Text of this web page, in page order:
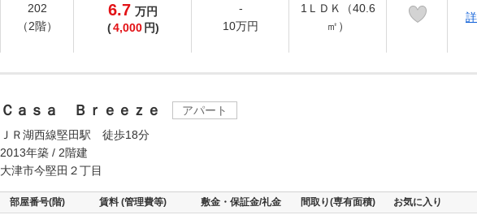
202
（2階）
6.7 万円
(4,000 円)
-
10万円
1ＬＤＫ（40.6
㎡）
Ｃａｓａ Ｂｒｅｅｚｅ
アパート
ＪＲ湖西線堅田駅 徒歩18分
2013年築 / 2階建
大津市今堅田２丁目
部屋番号(階) 賃料 (管理費等) 敷金・保証金/礼金 間取り(専有面積) お気に入り